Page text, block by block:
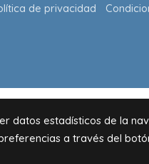
de privacidad
datos estadísticos de la
a través del